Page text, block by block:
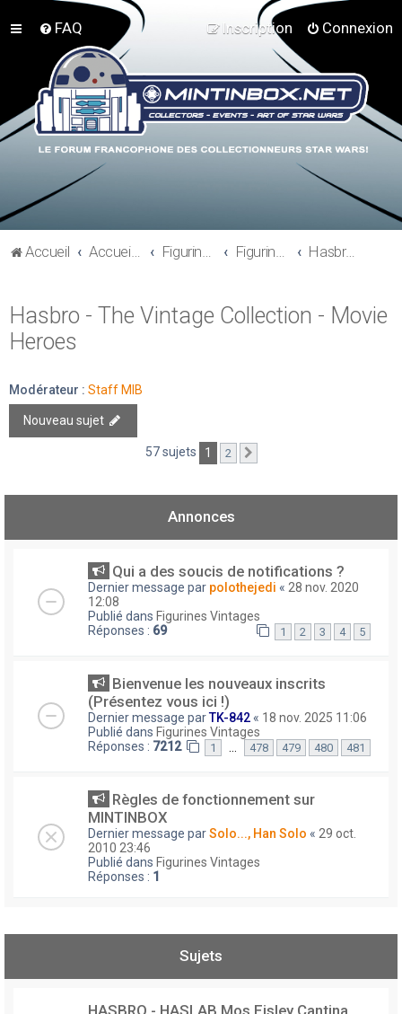
FAQ Connexion
Inscription
Accueil Accueil du forum Figurines 3"3/4, Playsets, Vaisseaux,… Figurines Actuelles Hasbro - The Vintage Collection - Movie Heroes
Hasbro - The Vintage Collection - Movie
Heroes
Modérateur : Staff MIB
Nouveau sujet
57 sujets 1 2
Annonces
Qui a des soucis de notifications ?
Dernier message par polothejedi « 28 nov. 2020
12:08
Publié dans Figurines Vintages
Réponses : 69 1 2 3 4 5
Bienvenue les nouveaux inscrits
(Présentez vous ici !)
Dernier message parTK-842 « 18 nov. 2025 11:06
Publié dans Figurines Vintages
Réponses : 7212 1 … 478 479 480 481
Règles de fonctionnement sur
MINTINBOX
Dernier message parSolo..., Han Solo « 29 oct.
2010 23:46
Publié dans Figurines Vintages
Réponses : 1
Sujets